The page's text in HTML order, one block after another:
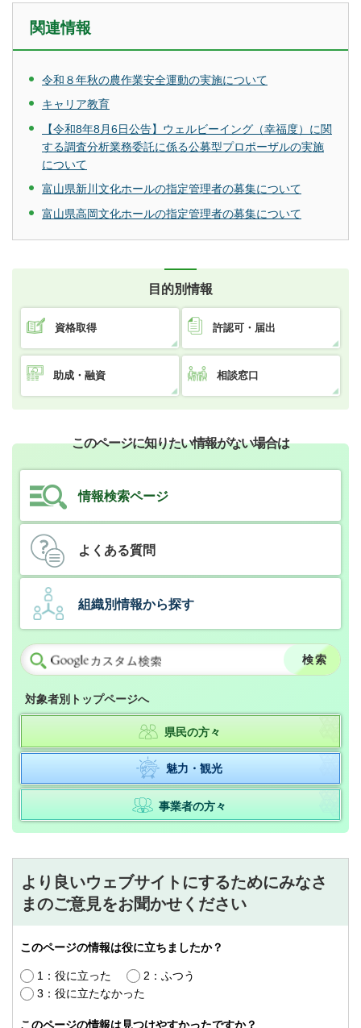
関連情報
令和８年秋の農作業安全運動の実施について
キャリア教育
【令和8年8月6日公告】ウェルビーイング（幸福度）に関
する調査分析業務委託に係る公募型プロポーザルの実施
について
富山県新川文化ホールの指定管理者の募集について
富山県高岡文化ホールの指定管理者の募集について
目的別情報
資格取得 許認可・届出
助成・融資 相談窓口
このページに知りたい情報がない場合は
情報検索ページ
よくある質問
組織別情報から探す
対象者別トップページへ
県民の方々
魅力・観光
事業者の方々
より良いウェブサイトにするためにみなさ
まのご意見をお聞かせください
このページの情報は役に立ちましたか？
1：役に立った
2：ふつう
3：役に立たなかった
このページの情報は見つけやすかったですか？